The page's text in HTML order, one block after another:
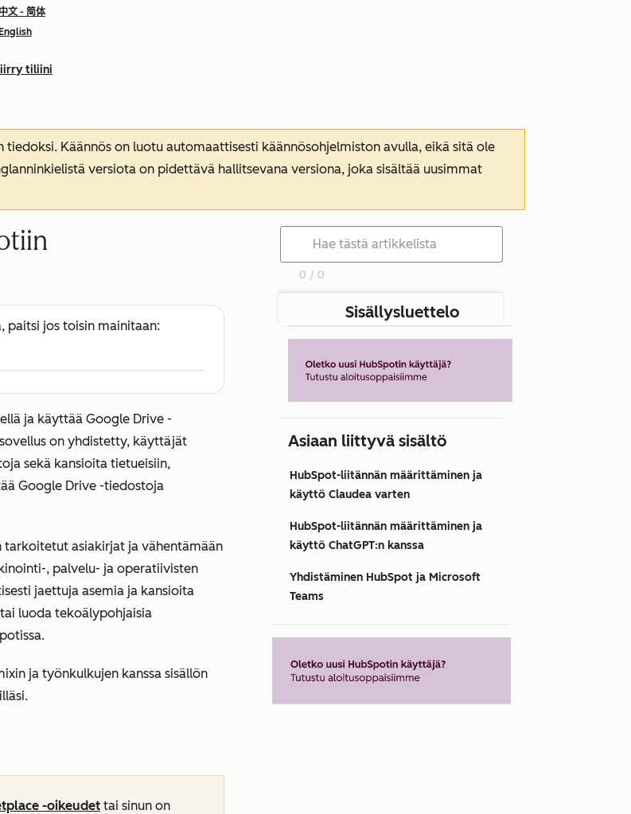
中文 - 简体
English
tiliini
Käännös on luotu automaattisesti käännösohjelmiston avulla, eikä sitä ole
versiota on pidettävä hallitsevana versiona, joka sisältää uusimmat
paitsi jos toisin mainitaan:
ja käyttää Google Drive -
on yhdistetty, käyttäjät
sekä kansioita tietueisiin,
Google Drive -tiedostoja
asiakirjat ja vähentämään
, palvelu- ja operatiivisten
jaettuja asemia ja kansioita
luoda tekoälypohjaisia
ja työnkulkujen kanssa sisällön
-oikeudet tai sinun on
0 / 0
Sisällysluettelo
Asiaan liittyvä sisältö
HubSpot-liitännän määrittäminen ja
käyttö Claudea varten
HubSpot-liitännän määrittäminen ja
käyttö ChatGPT:n kanssa
Yhdistäminen HubSpot ja Microsoft
Teams